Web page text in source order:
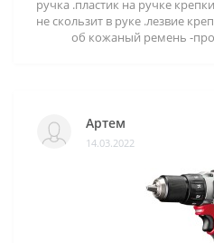
ручка .пластик на ручке
не скользит в руке .лезвие
об кожаный ремень -
Артем
14.03.2022